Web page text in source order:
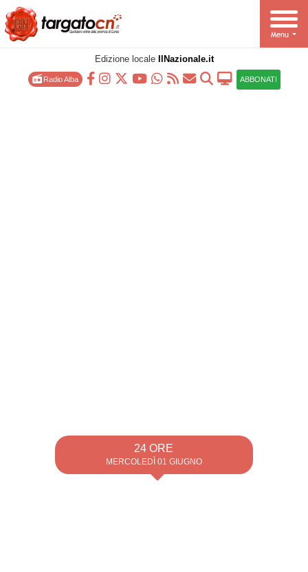
Edizione locale IlNazionale.it
Radio Alba ABBONATI
24 ORE
MERCOLEDÌ 01 GIUGNO